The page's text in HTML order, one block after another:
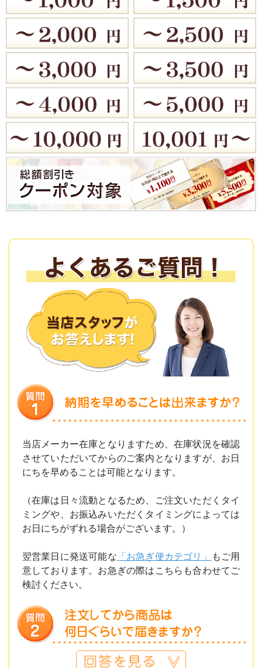
当店メーカー在庫となりますため、在庫状況を確認
させていただいてからのご案内となりますが、お日
にちを早めることは可能となります。
（在庫は日々流動となるため、ご注文いただくタイ
ミングや、お振込みいただくタイミングによっては
お日にちがずれる場合がございます。）
翌営業日に発送可能な 「お急ぎ便カテゴリ」
もご用
意しております。お急ぎの際はこちらも合わせてご
検討ください。